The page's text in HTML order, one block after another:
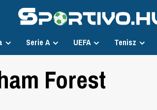
Serie A UEFA Tenisz
Forest